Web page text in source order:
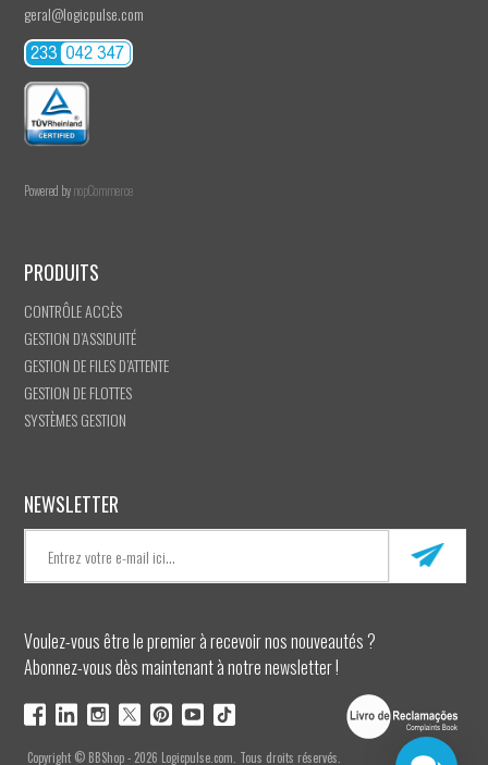
geral@logicpulse.com
Powered bynopCommerce
PRODUITS
CONTRÔLE ACCÈS
GESTION D’ASSIDUITÉ
GESTION DE FILES D’ATTENTE
GESTION DE FLOTTES
SYSTÈMES GESTION
NEWSLETTER
Voulez-vous être le premier à recevoir nos nouveautés ?
Abonnez-vous dès maintenant à notre newsletter !
Copyright © BBShop - 2026 Logicpulse.com. Tous droits réservés.